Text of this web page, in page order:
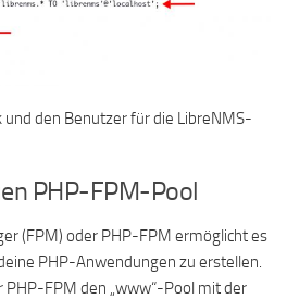
und den Benutzer für die LibreNMS-
PHP-FPM-Pool
(FPM) oder PHP-FPM ermöglicht es
PHP-Anwendungen zu erstellen.
FPM den „www“-Pool mit der